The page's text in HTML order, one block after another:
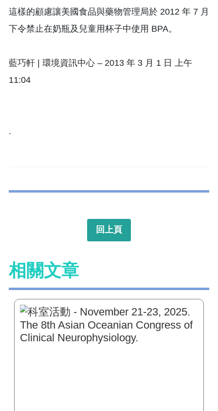
這樣的顧慮讓美國食品與藥物管理局於 2012 年 7 月
下令禁止在奶瓶及兒童用杯子中使用 BPA。
藍巧軒 | 環境資訊中心 – 2013 年 3 月 1 日 上午
11:04
.
回上頁
相關文章